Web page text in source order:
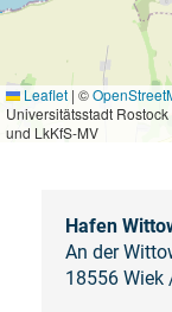
Leaflet | ©
Universitätsstadt Rostock
und LkKfS-MV
Hafen
An der
18556 Wiek